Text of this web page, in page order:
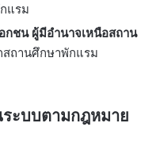
แรม
กชน ผู้มีอำนาจเหนือสถาน
ถานศึกษาพักแรม
ะบบตามกฎหมาย